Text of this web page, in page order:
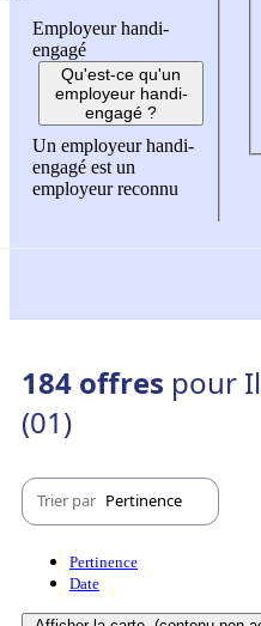
Employeur handi-
engagé
Qu'est-ce qu'un
employeur handi-
engagé ?
Un employeur handi-
engagé est un
employeur reconnu
184 offres pour
(01)
Trier par Pertinence
Pertinence
Date